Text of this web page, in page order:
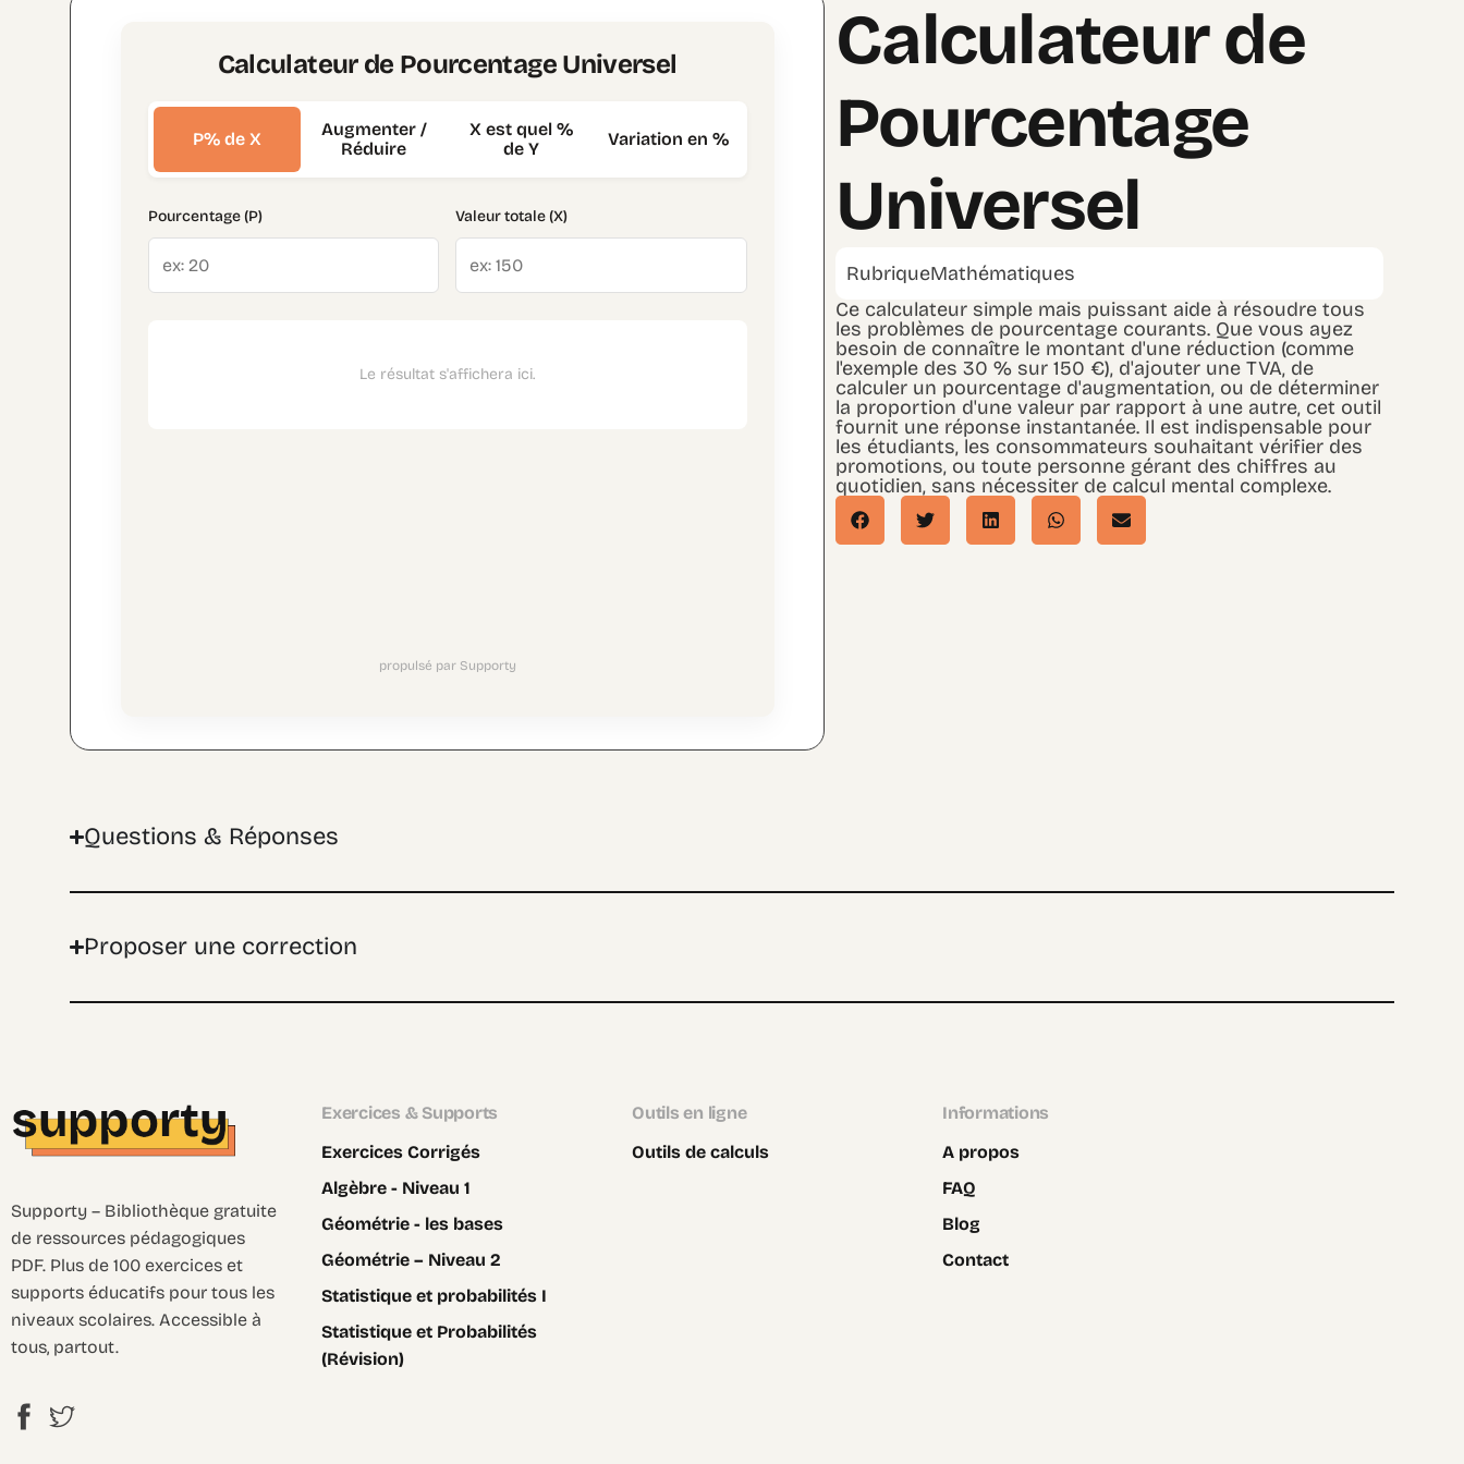
Calculateur de Pourcentage Universel
P% de X
Augmenter /
Réduire
X est quel %
de Y
Variation en %
Pourcentage (P) Valeur totale (X)
Le résultat s'affichera ici.
propulsé par Supporty
Calculateur de
Pourcentage
Universel
RubriqueMathématiques
Ce calculateur simple mais puissant aide à résoudre tous
les problèmes de pourcentage courants. Que vous ayez
besoin de connaître le montant d'une réduction (comme
l'exemple des 30 % sur 150 €), d'ajouter une TVA, de
calculer un pourcentage d'augmentation, ou de déterminer
la proportion d'une valeur par rapport à une autre, cet outil
fournit une réponse instantanée. Il est indispensable pour
les étudiants, les consommateurs souhaitant vérifier des
promotions, ou toute personne gérant des chiffres au
quotidien, sans nécessiter de calcul mental complexe.
Questions & Réponses
Proposer une correction
Supporty – Bibliothèque gratuite
de ressources pédagogiques
PDF. Plus de 100 exercices et
supports éducatifs pour tous les
niveaux scolaires. Accessible à
tous, partout.
Exercices & Supports
Exercices Corrigés
Algèbre - Niveau 1
Géométrie - les bases
Géométrie – Niveau 2
Statistique et probabilités I
Statistique et Probabilités
(Révision)
Outils en ligne
Outils de calculs
Informations
A propos
FAQ
Blog
Contact